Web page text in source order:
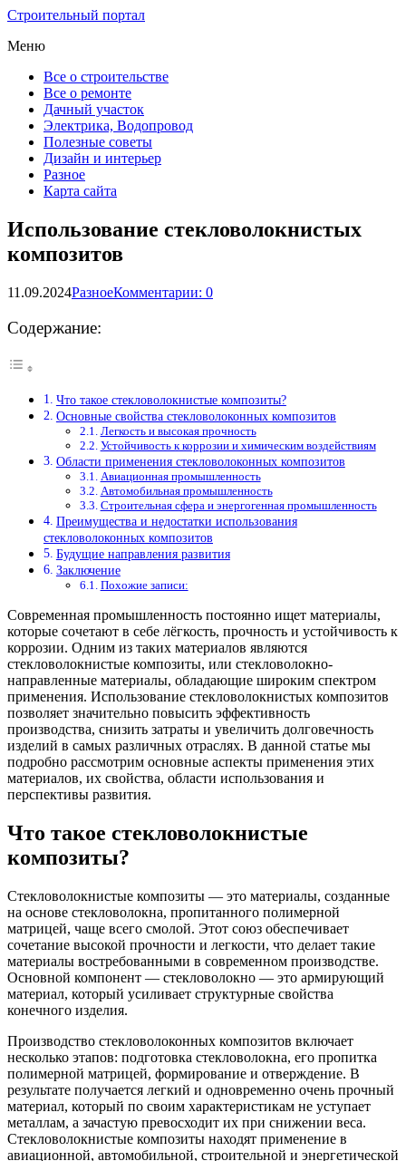
Строительный портал
Меню
Все о строительстве
Все о ремонте
Дачный участок
Электрика, Водопровод
Полезные советы
Дизайн и интерьер
Разное
Карта сайта
Использование стекловолокнистых
композитов
11.09.2024РазноеКомментарии: 0
Содержание:
Что такое стекловолокнистые композиты?
Основные свойства стекловолоконных композитов
Легкость и высокая прочность
Устойчивость к коррозии и химическим воздействиям
Области применения стекловолоконных композитов
Авиационная промышленность
Автомобильная промышленность
Строительная сфера и энергогенная промышленность
Преимущества и недостатки использования
стекловолоконных композитов
Будущие направления развития
Заключение
Похожие записи:
Современная промышленность постоянно ищет материалы,
которые сочетают в себе лёгкость, прочность и устойчивость к
коррозии. Одним из таких материалов являются
стекловолокнистые композиты, или стекловолокно-
направленные материалы, обладающие широким спектром
применения. Использование стекловолокнистых композитов
позволяет значительно повысить эффективность
производства, снизить затраты и увеличить долговечность
изделий в самых различных отраслях. В данной статье мы
подробно рассмотрим основные аспекты применения этих
материалов, их свойства, области использования и
перспективы развития.
Что такое стекловолокнистые
композиты?
Стекловолокнистые композиты — это материалы, созданные
на основе стекловолокна, пропитанного полимерной
матрицей, чаще всего смолой. Этот союз обеспечивает
сочетание высокой прочности и легкости, что делает такие
материалы востребованными в современном производстве.
Основной компонент — стекловолокно — это армирующий
материал, который усиливает структурные свойства
конечного изделия.
Производство стекловолоконных композитов включает
несколько этапов: подготовка стекловолокна, его пропитка
полимерной матрицей, формирование и отверждение. В
результате получается легкий и одновременно очень прочный
материал, который по своим характеристикам не уступает
металлам, а зачастую превосходит их при снижении веса.
Стекловолокнистые композиты находят применение в
авиационной, автомобильной, строительной и энергетической